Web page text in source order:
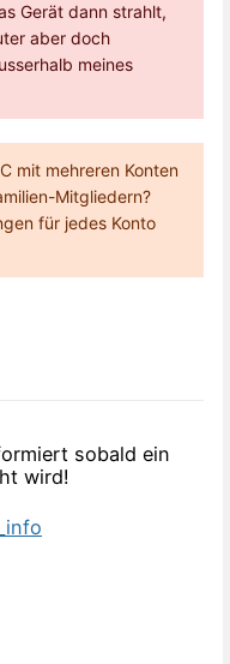
Gerät dann strahlt,
aber doch
meines
mit mehreren Konten
Mitgliedern?
für jedes Konto
sobald ein
wird!